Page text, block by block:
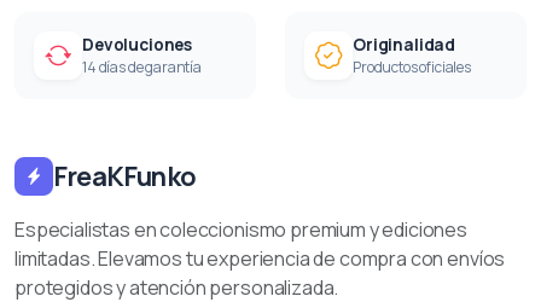
Devoluciones
14 días de garantía
Originalidad
Productos oficiales
FreaKFunko
Especialistas en coleccionismo premium y ediciones
limitadas. Elevamos tu experiencia de compra con envíos
protegidos y atención personalizada.